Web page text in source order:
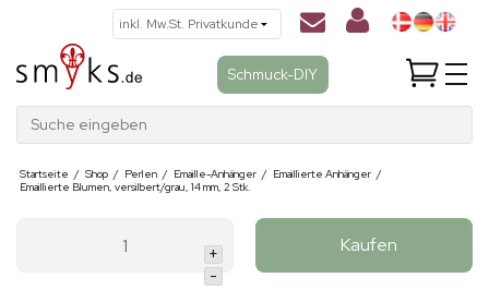
Schmuck-DIY
Suche eingeben
Startseite / Shop / Perlen / Emaille-Anhänger / Emaillierte Anhänger /
Emaillierte Blumen, versilbert/grau, 14 mm, 2 Stk.
+
-
Kaufen